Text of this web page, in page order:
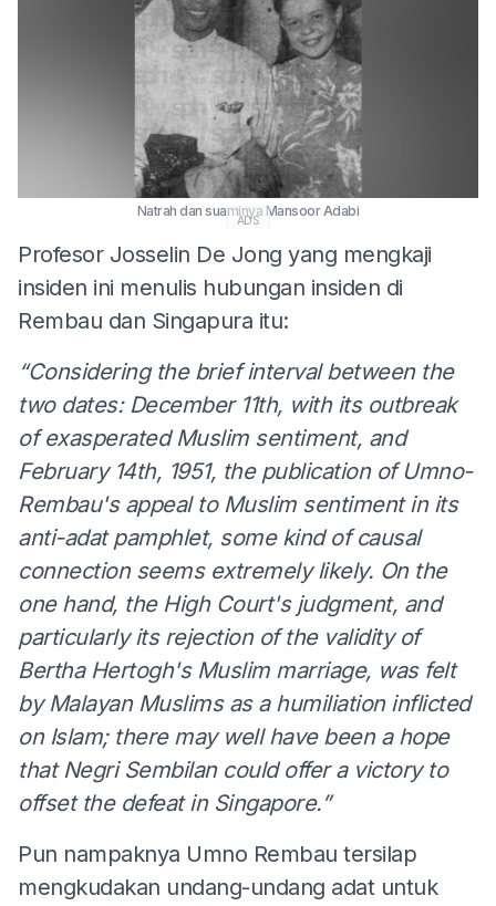
Natrah dan suaminya Mansoor Adabi
ADS
Profesor Josselin De Jong yang mengkaji
insiden ini menulis hubungan insiden di
Rembau dan Singapura itu:
“Considering the brief interval between the
two dates: December 11th, with its outbreak
of exasperated Muslim sentiment, and
February 14th, 1951, the publication of Umno-
Rembau's appeal to Muslim sentiment in its
anti-adat pamphlet, some kind of causal
connection seems extremely likely. On the
one hand, the High Court's judgment, and
particularly its rejection of the validity of
Bertha Hertogh's Muslim marriage, was felt
by Malayan Muslims as a humiliation inflicted
on Islam; there may well have been a hope
that Negri Sembilan could offer a victory to
offset the defeat in Singapore.”
Pun nampaknya Umno Rembau tersilap
mengkudakan undang-undang adat untuk